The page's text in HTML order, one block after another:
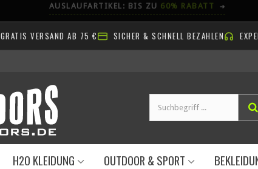
AB NACH DRAUSSEN!
GRATIS VERSAND AB 75 € SICHER & SCHNELL BEZAHLEN
H2O KLEIDUNG OUTDOOR & SPORT